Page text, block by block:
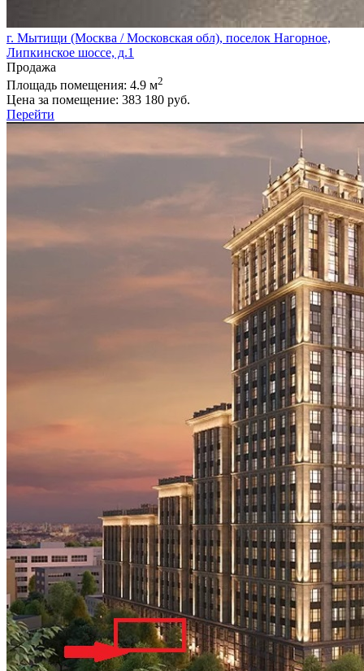
г. Мытищи (Москва / Московская обл), поселок Нагорное,
Липкинское шоссе, д.1
Продажа
Площадь помещения: 4.9 м2
Цена за помещение: 383 180 руб.
Перейти